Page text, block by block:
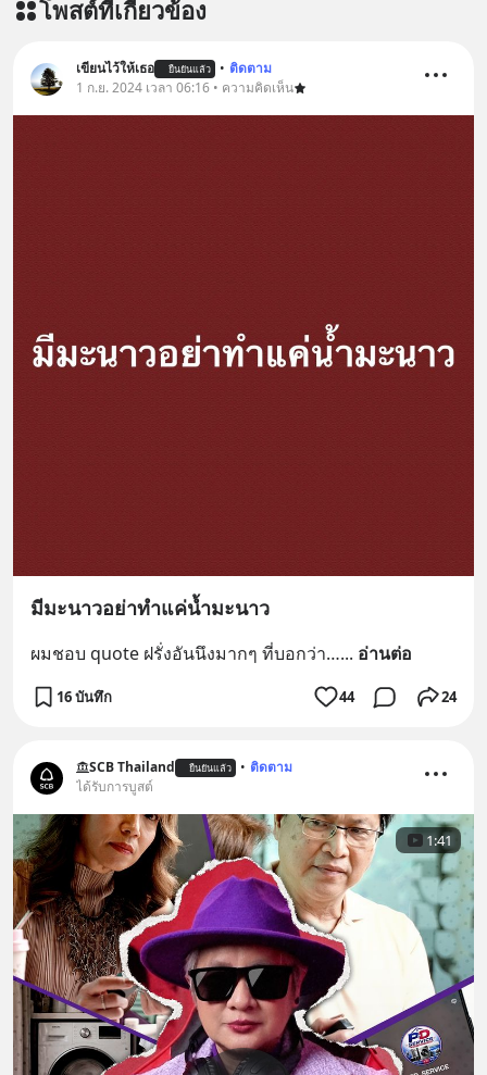
โพสต์ที่เกี่ยวข้อง
เขียนไว้ให้เธอ ยืนยันแล้ว • ติดตาม
1 ก.ย. 2024 เวลา 06:16 • ความคิดเห็น
มีมะนาวอย่าทำแค่น้ำมะนาว
ผมชอบ quote ฝรั่งอันนึงมากๆ ที่บอกว่า…... อ่านต่อ
16 บันทึก 44 24
SCB Thailand ยืนยันแล้ว • ติดตาม
ได้รับการบูสต์
1:41